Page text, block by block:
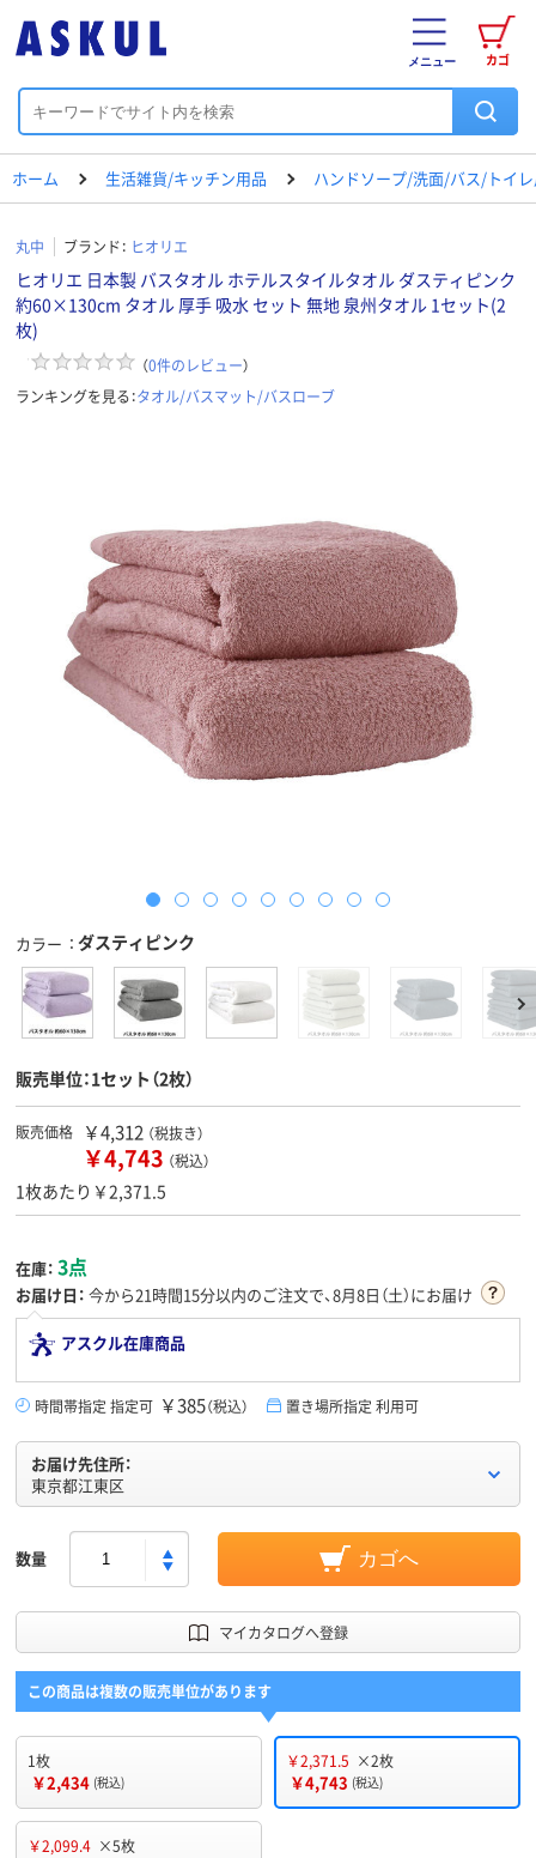
カゴ
メニュー
ホーム 生活雑貨/キッチン用品 ハンドソープ/洗面/バス/トイ
丸中 ブランド： ヒオリエ
ヒオリエ 日本製 バスタオル ホテルスタイルタオル ダスティピンク
約60×130cm タオル 厚手 吸水 セット 無地 泉州タオル 1セット(2
枚)
（0件のレビュー）
ランキングを見る：タオル/バスマット/バスローブ
カラー ダスティピンク
販売単位：1セット（2枚）
販売価格 ￥4,312 （税抜き）
￥4,743 （税込）
1枚あたり￥2,371.5
在庫： 3点
お届け日： 今から21時間15分以内のご注文で、8月8日（土）にお届け
アスクル在庫商品
時間帯指定 指定可 ￥385（税込） 置き場所指定 利用可
お届け先住所：
東京都江東区
数量 カゴへ
マイカタログへ登録
この商品は複数の販売単位があります
1枚
￥2,434 (税込)
￥2,371.5 ×2枚
￥4,743 (税込)
￥2,099.4 ×5枚